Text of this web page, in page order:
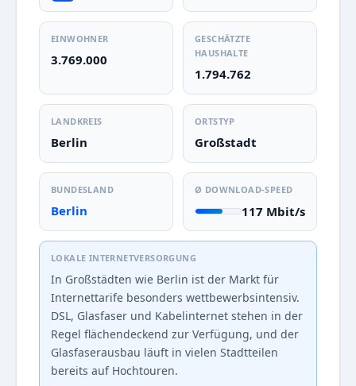
EINWOHNER
3.769.000
GESCHÄTZTE
HAUSHALTE
1.794.762
LANDKREIS
Berlin
ORTSTYP
Großstadt
BUNDESLAND
Berlin
Ø DOWNLOAD-SPEED
117 Mbit/s
LOKALE INTERNETVERSORGUNG
In Großstädten wie Berlin ist der Markt für
Internettarife besonders wettbewerbsintensiv.
DSL, Glasfaser und Kabelinternet stehen in der
Regel flächendeckend zur Verfügung, und der
Glasfaserausbau läuft in vielen Stadtteilen
bereits auf Hochtouren.